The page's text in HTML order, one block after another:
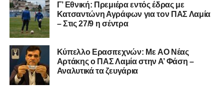
Γ’ Εθνική: Πρεμιέρα εντός έδρας με
Κατσαντώνη Αγράφων για τον ΠΑΣ Λαμία
– Στις 27/9 η σέντρα
Kύπελλο Ερασιτεχνών: Με AO Nέας
Αρτάκης ο ΠΑΣ Λαμία στην Α’ Φάση –
Αναλυτικά τα ζευγάρια